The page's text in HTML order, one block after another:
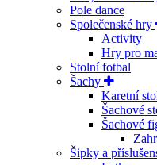
Pole dance
Společenské hry
Activity
Hry pro
Stolní fotbal
Šachy
Karetní
Šachové
Šachové
Šipky a